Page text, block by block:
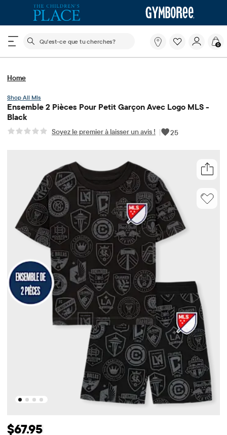
Le champ de recherche ci-dessous filtre les
Qu'est-
que
0
Home
Mls
Ensemble 2 Pièces Pour Petit Garçon Avec Logo MLS -
Black
Soyez le premier à laisser un avis ! | 25
Prix ​​d'origine: $67.95
$67.95